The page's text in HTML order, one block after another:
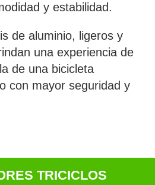
y estabilidad.
de aluminio, ligeros y
una experiencia de
de una bicicleta
con mayor seguridad y
TRICICLOS